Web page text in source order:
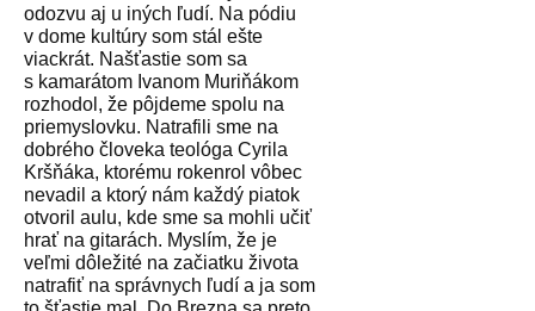
odozvu aj u iných ľudí. Na pódiu
v dome kultúry som stál ešte
viackrát. Našťastie som sa
s kamarátom Ivanom Muriňákom
rozhodol, že pôjdeme spolu na
priemyslovku. Natrafili sme na
dobrého človeka teológa Cyrila
Kršňáka, ktorému rokenrol vôbec
nevadil a ktorý nám každý piatok
otvoril aulu, kde sme sa mohli učiť
hrať na gitarách. Myslím, že je
veľmi dôležité na začiatku života
natrafiť na správnych ľudí a ja som